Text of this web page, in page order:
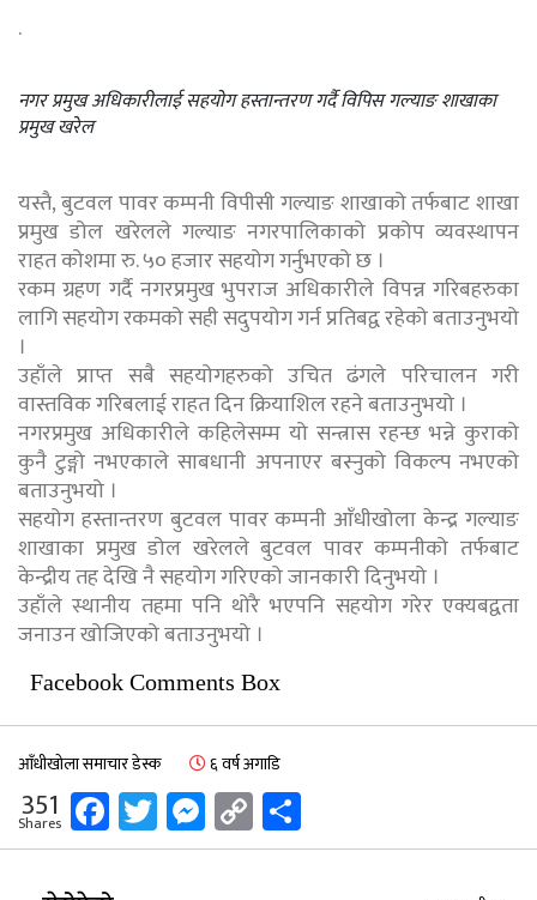
.
नगर प्रमुख अधिकारीलाई सहयोग हस्तान्तरण गर्दै विपिस गल्याङ शाखाका
प्रमुख खरेल
यस्तै, बुटवल पावर कम्पनी विपीसी गल्याङ शाखाको तर्फबाट शाखा
प्रमुख डोल खरेलले गल्याङ नगरपालिकाको प्रकोप व्यवस्थापन
राहत कोशमा रु. ५० हजार सहयोग गर्नुभएको छ ।
रकम ग्रहण गर्दै नगरप्रमुख भुपराज अधिकारीले विपन्न गरिबहरुका
लागि सहयोग रकमको सही सदुपयोग गर्न प्रतिबद्व रहेको बताउनुभयो
।
उहाँले प्राप्त सबै सहयोगहरुको उचित ढंगले परिचालन गरी
वास्तविक गरिबलाई राहत दिन क्रियाशिल रहने बताउनुभयो ।
नगरप्रमुख अधिकारीले कहिलेसम्म यो सन्त्रास रहन्छ भन्ने कुराको
कुनै टुङ्गो नभएकाले साबधानी अपनाएर बस्नुको विकल्प नभएको
बताउनुभयो ।
सहयोग हस्तान्तरण बुटवल पावर कम्पनी आँधीखोला केन्द्र गल्याङ
शाखाका प्रमुख डोल खरेलले बुटवल पावर कम्पनीको तर्फबाट
केन्द्रीय तह देखि नै सहयोग गरिएको जानकारी दिनुभयो ।
उहाँले स्थानीय तहमा पनि थोरै भएपनि सहयोग गरेर एक्यबद्वता
जनाउन खोजिएको बताउनुभयो ।
Facebook Comments Box
आँधीखोला समाचार डेस्क ६ वर्ष अगाडि
351
Shares Facebook
Twitter
Messenger
Copy
Link